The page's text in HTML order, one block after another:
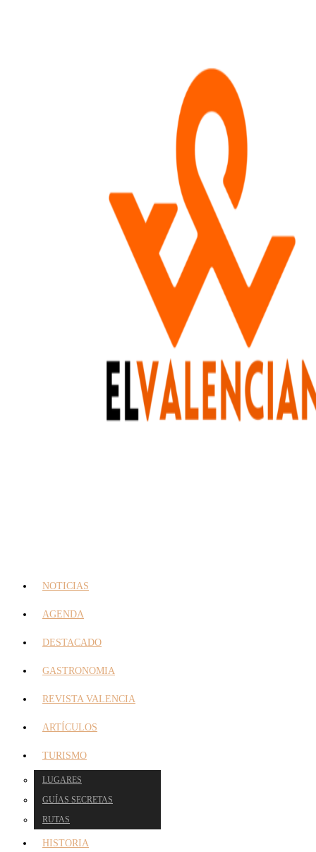
NOTICIAS
AGENDA
DESTACADO
GASTRONOMIA
REVISTA VALENCIA
ARTÍCULOS
TURISMO
LUGARES
GUÍAS SECRETAS
RUTAS
HISTORIA